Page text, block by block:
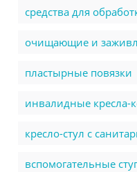
cредства для
очищающие и
пластырные повязки
инвалидные кресла-
кресло-стул с
вспомогательные